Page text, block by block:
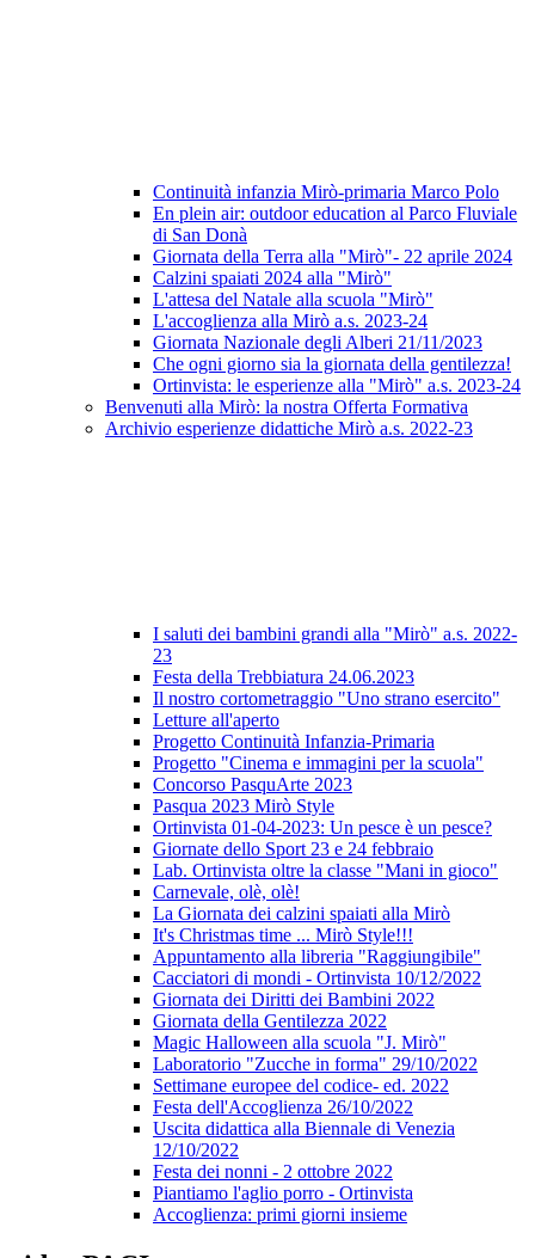
Continuità infanzia Mirò-primaria Marco Polo
En plein air: outdoor education al Parco Fluviale
di San Donà
Giornata della Terra alla "Mirò"- 22 aprile 2024
Calzini spaiati 2024 alla "Mirò"
L'attesa del Natale alla scuola "Mirò"
L'accoglienza alla Mirò a.s. 2023-24
Giornata Nazionale degli Alberi 21/11/2023
Che ogni giorno sia la giornata della gentilezza!
Ortinvista: le esperienze alla "Mirò" a.s. 2023-24
Benvenuti alla Mirò: la nostra Offerta Formativa
Archivio esperienze didattiche Mirò a.s. 2022-23
I saluti dei bambini grandi alla "Mirò" a.s. 2022-
23
Festa della Trebbiatura 24.06.2023
Il nostro cortometraggio "Uno strano esercito"
Letture all'aperto
Progetto Continuità Infanzia-Primaria
Progetto "Cinema e immagini per la scuola"
Concorso PasquArte 2023
Pasqua 2023 Mirò Style
Ortinvista 01-04-2023: Un pesce è un pesce?
Giornate dello Sport 23 e 24 febbraio
Lab. Ortinvista oltre la classe "Mani in gioco"
Carnevale, olè, olè!
La Giornata dei calzini spaiati alla Mirò
It's Christmas time ... Mirò Style!!!
Appuntamento alla libreria "Raggiungibile"
Cacciatori di mondi - Ortinvista 10/12/2022
Giornata dei Diritti dei Bambini 2022
Giornata della Gentilezza 2022
Magic Halloween alla scuola "J. Mirò"
Laboratorio "Zucche in forma" 29/10/2022
Settimane europee del codice- ed. 2022
Festa dell'Accoglienza 26/10/2022
Uscita didattica alla Biennale di Venezia
12/10/2022
Festa dei nonni - 2 ottobre 2022
Piantiamo l'aglio porro - Ortinvista
Accoglienza: primi giorni insieme